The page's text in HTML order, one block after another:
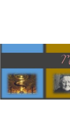
inhoud
schrijft
over
…